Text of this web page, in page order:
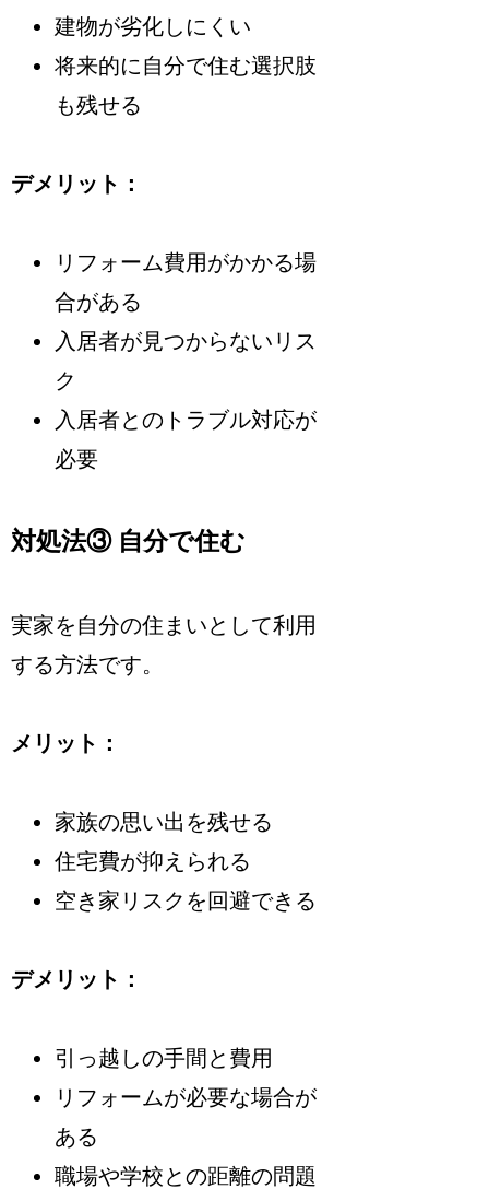
建物が劣化しにくい
将来的に自分で住む選択肢
も残せる
デメリット：
リフォーム費用がかかる場
合がある
入居者が見つからないリス
ク
入居者とのトラブル対応が
必要
対処法③ 自分で住む
実家を自分の住まいとして利用
する方法です。
メリット：
家族の思い出を残せる
住宅費が抑えられる
空き家リスクを回避できる
デメリット：
引っ越しの手間と費用
リフォームが必要な場合が
ある
職場や学校との距離の問題